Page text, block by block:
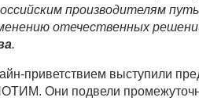
производителям
отечественных
.
приветствием выступили
Они подвели